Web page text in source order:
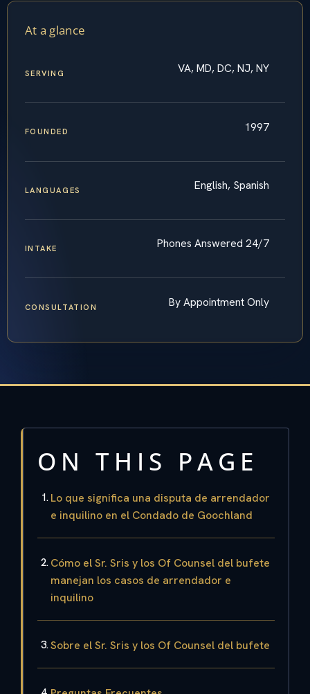
At a glance
SERVING VA, MD, DC, NJ, NY
FOUNDED 1997
LANGUAGES English, Spanish
INTAKE Phones Answered 24/7
CONSULTATION By Appointment Only
ON THIS PAGE
Lo que significa una disputa de arrendador
e inquilino en el Condado de Goochland
Cómo el Sr. Sris y los Of Counsel del bufete
manejan los casos de arrendador e
inquilino
Sobre el Sr. Sris y los Of Counsel del bufete